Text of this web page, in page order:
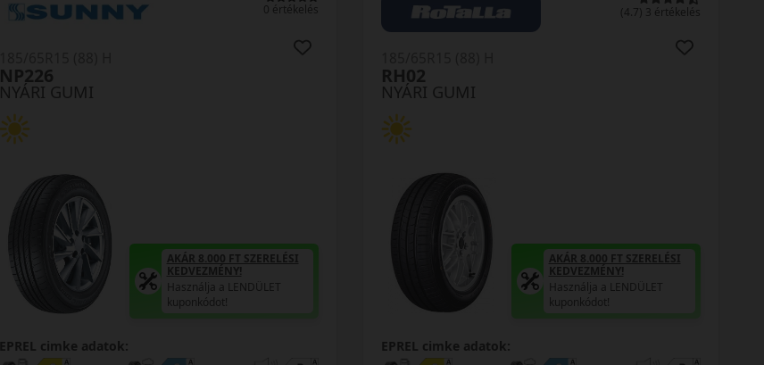
(5) 3 értékelés
NYÁRI GUMI
N-Blue HD Plus
AKÁR 8.000 FT SZERELÉSI
KEDVEZMÉNY!
Használja a LENDÜLET
kuponkódot!
EPREL cimke adatok:
0 értékelés
NYÁRI GUMI
HS52 Ecsta
0%
EPREL cimke adatok: